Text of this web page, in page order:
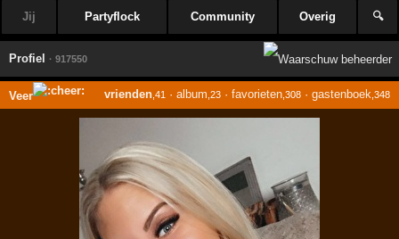
Jij Partyflock Community Overig 🔍
Profiel · 917550
Veer vrienden,41 · album ,23· favorieten,308· gastenboek ,348